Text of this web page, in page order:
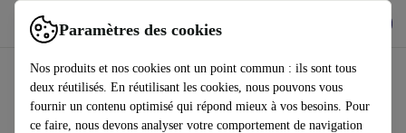
Paramètres des cookies
Nos produits et nos cookies ont un point commun : ils sont tous
deux réutilisés. En réutilisant les cookies, nous pouvons vous
fournir un contenu optimisé qui répond mieux à vos besoins. Pour
ce faire, nous devons analyser votre comportement de navigation
Utilisez refurbed rapidement et facilement